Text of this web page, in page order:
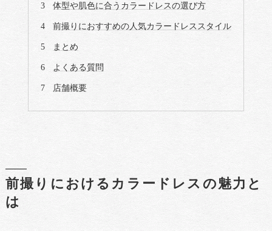
体型や肌色に合うカラードレスの選び方
前撮りにおすすめの人気カラードレススタイル
まとめ
よくある質問
店舗概要
前撮りにおけるカラードレスの魅力と
は